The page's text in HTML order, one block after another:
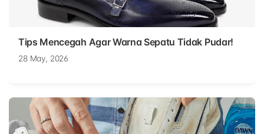
Tips Mencegah Agar Warna Sepatu Tidak Pudar!
28 May, 2026